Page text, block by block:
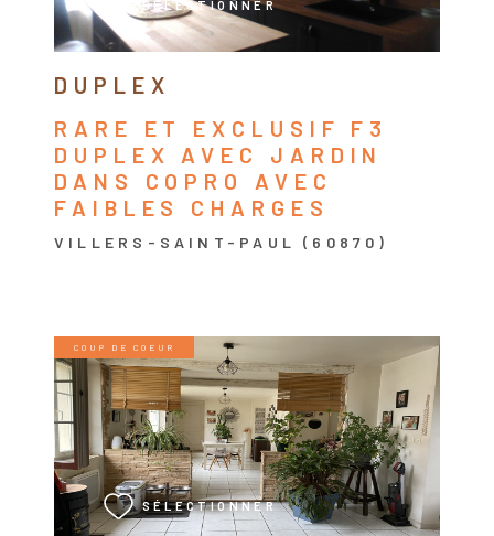
DUPLEX
RARE ET EXCLUSIF F3
DUPLEX AVEC JARDIN
DANS COPRO AVEC
FAIBLES CHARGES
VILLERS-SAINT-PAUL (60870)
SÉLECTIONNER
COUP DE COEUR
SÉLECTIONNER
VOIR LE BIEN